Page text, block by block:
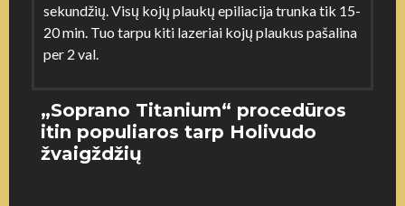
sekundžių. Visų kojų plaukų epiliacija trunka tik 15-
20 min. Tuo tarpu kiti lazeriai kojų plaukus pašalina
per 2 val.
„Soprano Titanium“ procedūros
itin populiaros tarp Holivudo
žvaigždžių